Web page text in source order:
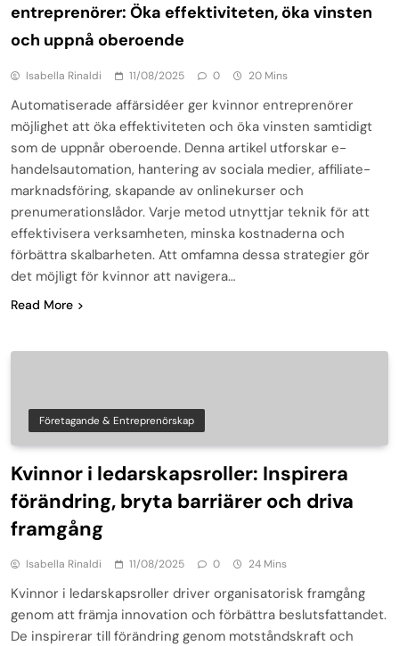
entreprenörer: Öka effektiviteten, öka vinsten
och uppnå oberoende
Isabella Rinaldi 11/08/2025 0 20 Mins
Automatiserade affärsidéer ger kvinnor entreprenörer
möjlighet att öka effektiviteten och öka vinsten samtidigt
som de uppnår oberoende. Denna artikel utforskar e-
handelsautomation, hantering av sociala medier, affiliate-
marknadsföring, skapande av onlinekurser och
prenumerationslådor. Varje metod utnyttjar teknik för att
effektivisera verksamheten, minska kostnaderna och
förbättra skalbarheten. Att omfamna dessa strategier gör
det möjligt för kvinnor att navigera…
Read More
Företagande & Entreprenörskap
Kvinnor i ledarskapsroller: Inspirera
förändring, bryta barriärer och driva
framgång
Isabella Rinaldi 11/08/2025 0 24 Mins
Kvinnor i ledarskapsroller driver organisatorisk framgång
genom att främja innovation och förbättra beslutsfattandet.
De inspirerar till förändring genom motståndskraft och